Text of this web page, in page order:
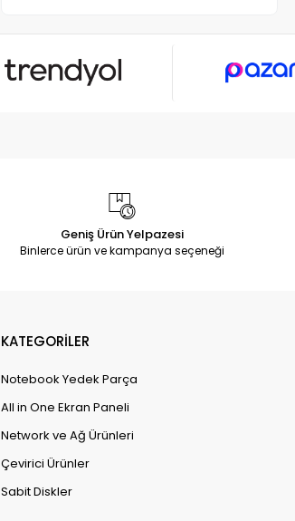
Geniş Ürün Yelpazesi
Binlerce ürün ve kampanya seçeneği
KATEGORİLER
Notebook Yedek Parça
All in One Ekran Paneli
Network ve Ağ Ürünleri
Çevirici Ürünler
Sabit Diskler